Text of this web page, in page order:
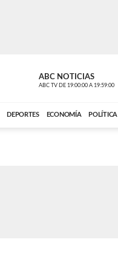
ABC NOTICIAS
ABC TV DE 19:00:00 A 19:59:00
DEPORTES ECONOMÍA POLÍTICA